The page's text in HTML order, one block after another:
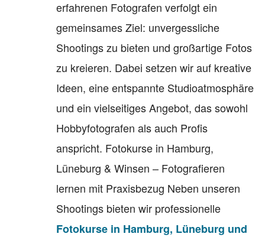
erfahrenen Fotografen verfolgt ein
gemeinsames Ziel: unvergessliche
Shootings zu bieten und großartige Fotos
zu kreieren. Dabei setzen wir auf kreative
Ideen, eine entspannte Studioatmosphäre
und ein vielseitiges Angebot, das sowohl
Hobbyfotografen als auch Profis
anspricht. Fotokurse in Hamburg,
Lüneburg & Winsen – Fotografieren
lernen mit Praxisbezug Neben unseren
Shootings bieten wir professionelle
Fotokurse in Hamburg, Lüneburg und